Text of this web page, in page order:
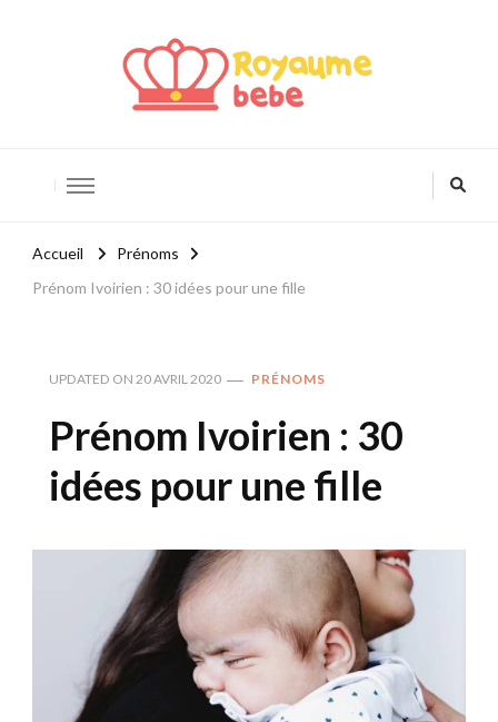
Accueil
Prénoms
Prénom Ivoirien : 30 idées pour une fille
UPDATED ON 20 AVRIL 2020 PRÉNOMS
Prénom Ivoirien : 30
idées pour une fille